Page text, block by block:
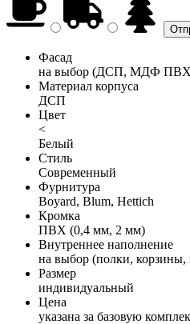
Фасад
на выбор (ДСП, МДФ ПВХ
Материал корпуса
ДСП
Цвет
<
Белый
Стиль
Современный
Фурнитура
Boyard, Blum, Hettich
Кромка
ПВХ (0,4 мм, 2 мм)
Внутреннее наполнение
на выбор (полки, корзины,
Размер
индивидуальный
Цена
указана за базовую